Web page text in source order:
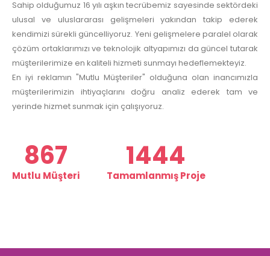
Sahip olduğumuz 16 yılı aşkın tecrübemiz sayesinde sektördeki
ulusal ve uluslararası gelişmeleri yakından takip ederek
kendimizi sürekli güncelliyoruz. Yeni gelişmelere paralel olarak
çözüm ortaklarımızı ve teknolojik altyapımızı da güncel tutarak
müşterilerimize en kaliteli hizmeti sunmayı hedeflemekteyiz.
En iyi reklamın "Mutlu Müşteriler" olduğuna olan inancımızla
müşterilerimizin ihtiyaçlarını doğru analiz ederek tam ve
yerinde hizmet sunmak için çalışıyoruz.
1,033
Mutlu Müşteri
1722
Tamamlanmış Proje